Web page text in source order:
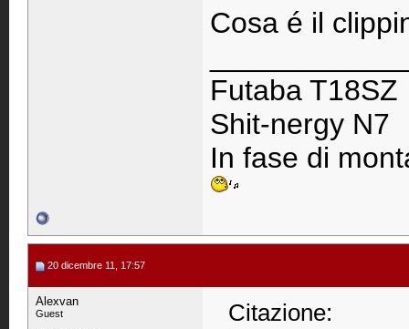
Cosa é il
Futaba T18SZ
Shit-nergy N7
In fase di
20 dicembre 11, 17:57
Alexvan
Guest
Citazione: